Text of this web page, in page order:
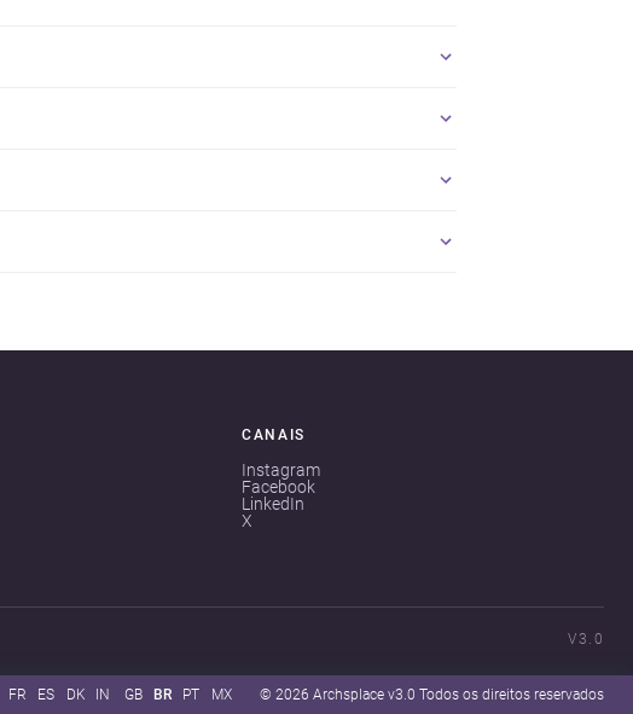
CANAIS
Instagram
Facebook
LinkedIn
X
V3.0
FR ES DK IN GB BR PT MX © 2026 Archsplace v3.0 Todos os direitos reservados